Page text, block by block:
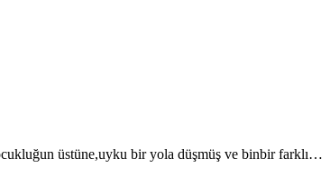
üstüne,uyku bir yola düşmüş ve binbir farklı…